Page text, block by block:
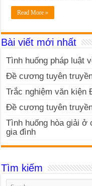
Read More »
Bài viết mới nhất
Tình huống pháp luật
Đề cương tuyên
Trắc nghiệm văn kiện
Đề cương tuyên
Tình huống hòa giải
gia đình
Tìm kiếm